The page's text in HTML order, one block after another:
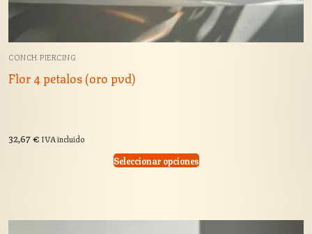
CONCH PIERCING
Flor 4 petalos (oro pvd)
32,67€ IVA incluido
Seleccionar opciones